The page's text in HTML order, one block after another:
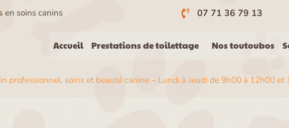
en soins canins 07 71 36 79 13
Accueil Prestations de toilettage Nos toutoubos
professionnel, soins et beauté canine – Lundi à Jeudi de 9h00 à 12h00